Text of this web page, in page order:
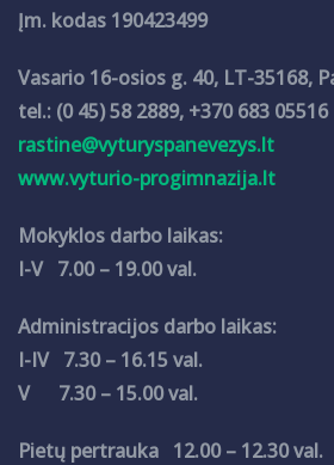
Įm. kodas 190423499
Vasario 16-osios g. 40, LT-35168,
tel.: (0 45) 58 2889, +370 683 05516
rastine@vyturyspanevezys.lt
www.vyturio-progimnazija.lt
Mokyklos darbo laikas:
I-V 7.00 – 19.00 val.
Administracijos darbo laikas:
I-IV 7.30 – 16.15 val.
V 7.30 – 15.00 val.
Pietų pertrauka 12.00 – 12.30 val.